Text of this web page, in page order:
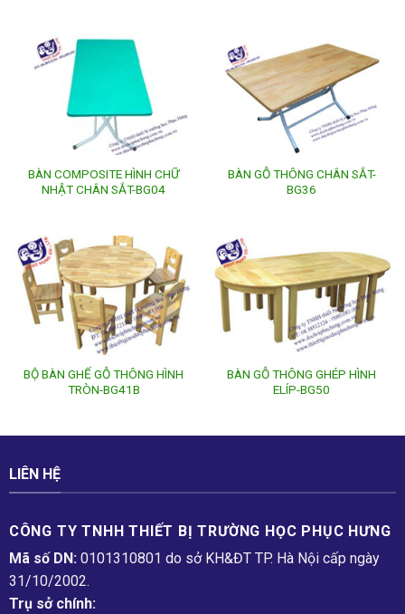
BÀN COMPOSITE HÌNH CHỮ
NHẬT CHÂN SẮT-BG04
BÀN GỖ THÔNG CHÂN SẮT-
BG36
BỘ BÀN GHẾ GỖ THÔNG HÌNH
TRÒN-BG41B
BÀN GỖ THÔNG GHÉP HÌNH
ELÍP-BG50
LIÊN HỆ
CÔNG TY TNHH THIẾT BỊ TRƯỜNG HỌC PHỤC H­ƯNG
Mã số DN: 0101310801 do sở KH&ĐT TP. Hà Nội cấp ngày
31/10/2002.
Trụ sở chính: